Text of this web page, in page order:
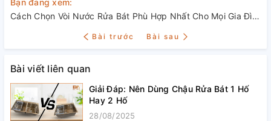
Bạn đang xem:
Cách Chọn Vòi Nước Rửa Bát Phù Hợp Nhất Cho Mọi Gia Đình
Bài trước Bài sau
Bài viết liên quan
Giải Đáp: Nên Dùng Chậu Rửa Bát 1 Hố
Hay 2 Hố
28/08/2025